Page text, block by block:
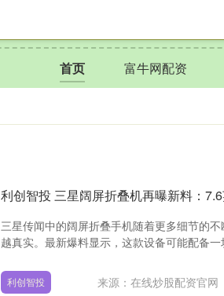
首页 富牛网配资
利创智投 三星阔屏折叠机再曝新料：
三星传闻中的阔屏折叠手机随着更多细节的
越真实。最新爆料显示，这款设备可能配备
利创智投 来源：在线炒股配资官网